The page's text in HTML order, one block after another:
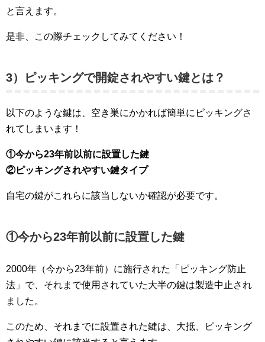
と言えます。
是非、この際チェックしてみてください！
3）ピッキングで開錠されやすい鍵とは？
以下のような鍵は、空き巣にかかれば簡単にピッキングさ
れてしまいます！
①今から23年前以前に設置した鍵
②ピッキングされやすい鍵タイプ
自宅の鍵がこれらに該当しないか確認が必要です。
①今から23年前以前に設置した鍵
2000年（今から23年前）に施行された「ピッキング防止
法」で、それまで使用されていた大半の鍵は製造中止され
ました。
このため、それまでに設置された鍵は、大抵、ピッキング